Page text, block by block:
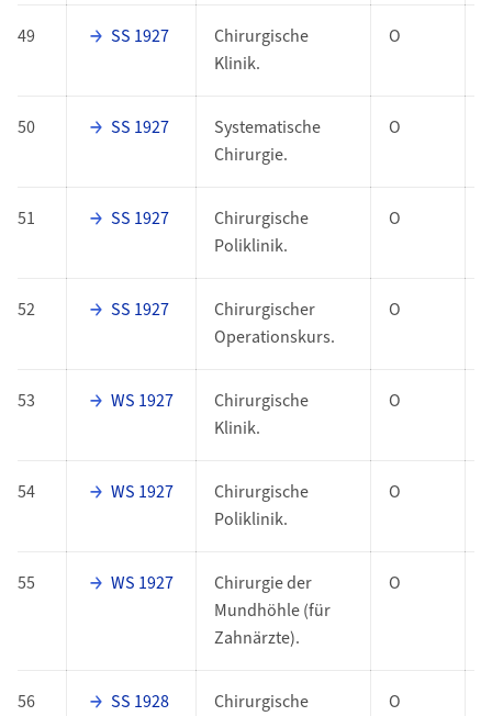
49 SS 1927
Chirurgische
Klinik.
O
50 SS 1927
Systematische
Chirurgie.
O
51 SS 1927
Chirurgische
Poliklinik.
O
52 SS 1927
Chirurgischer
Operationskurs.
O
53 WS 1927
Chirurgische
Klinik.
O
54 WS 1927
Chirurgische
Poliklinik.
O
55 WS 1927
Chirurgie der
Mundhöhle (für
Zahnärzte).
O
56 SS 1928
Chirurgische
O